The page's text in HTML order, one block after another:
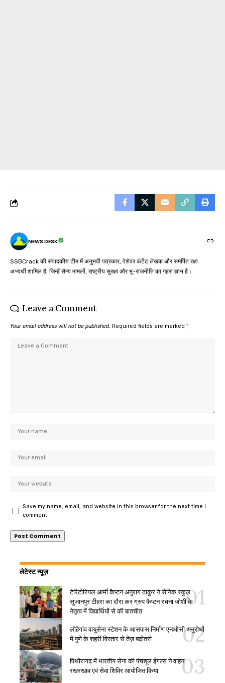
NEWS DESK
SSBCrack की संपादकीय टीम में अनुभवी पत्रकार, पेशेवर कंटेंट लेखक और समर्पित रक्षा
अभ्यर्थी शामिल हैं, जिन्हें सैन्य मामलों, राष्ट्रीय सुरक्षा और भू-राजनीति का गहरा ज्ञान है।
Leave a Comment
Your email address will not be published. Required fields are marked *
Save my name, email, and website in this browser for the next time I
comment.
लेटेस्ट न्यूज़
टेरिटोरियल आर्मी कैप्टन अनुराग ठाकुर ने सैनिक स्कूल
सुजानपुर टीहरा का दौरा कर ग्रुप कैप्टन रचना जोशी के
नेतृत्व में विद्यार्थियों से की बातचीत
लोहेगांव वायुसेना स्टेशन के आसपास निर्माण एनओसी अनुरोधों
में पुणे के शहरी विस्तार से तेज़ बढ़ोतरी
पिथौरागढ़ में भारतीय सेना की पंचशूल ईगल्स ने वाहन
रखरखाव एवं सेवा शिविर आयोजित किया